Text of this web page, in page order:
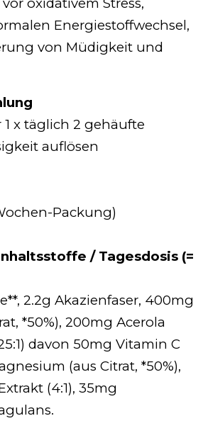
oxidativem Stress,
Energiestoffwechsel,
von Müdigkeit und
1 x täglich 2 gehäufte
auflösen
Packung)
/ Tagesdosis (=
2.2g Akazienfaser, 400mg
*50%), 200mg Acerola
davon 50mg Vitamin C
(aus Citrat, *50%),
(4:1), 35mg